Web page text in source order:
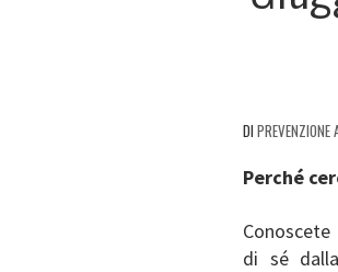
DI PREVENZIONE
Perché
Conoscete
di sé